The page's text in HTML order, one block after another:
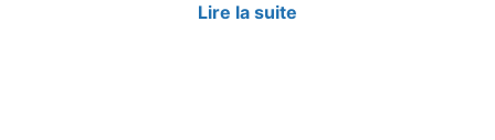
Lire la suite